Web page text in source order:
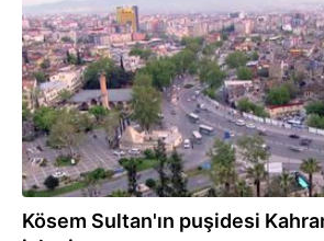
Kösem Sultan'ın puşidesi